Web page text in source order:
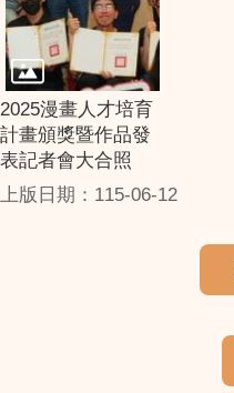
2025漫畫人才培育
計畫頒獎暨作品發
表記者會大合照
上版日期：115-06-12